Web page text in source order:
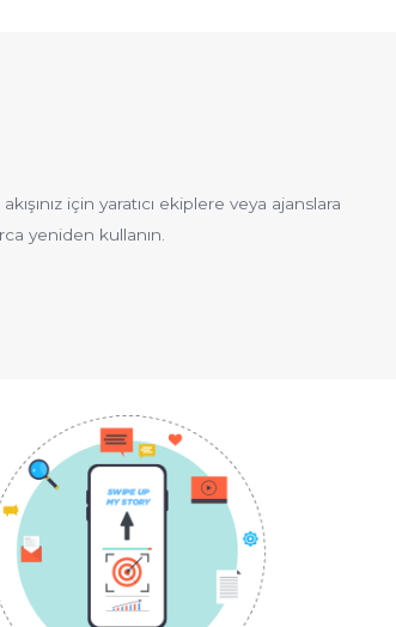
için yaratıcı ekiplere veya ajanslara
yeniden kullanın.